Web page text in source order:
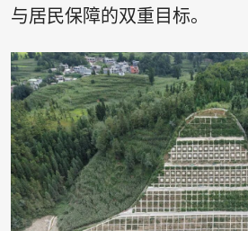
与居民保障的双重目标。